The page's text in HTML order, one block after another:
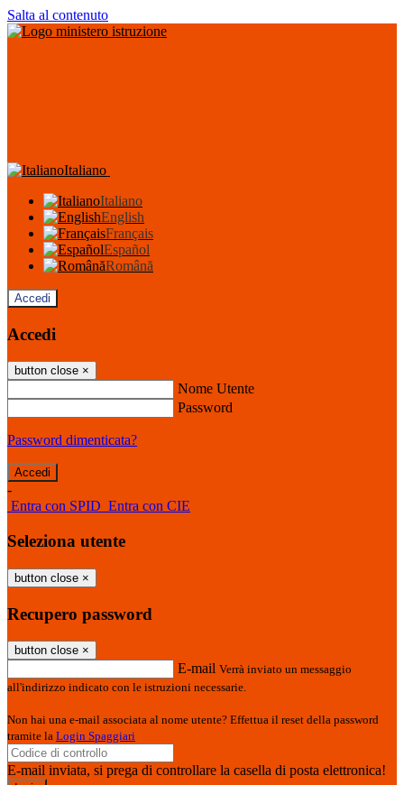
Salta al contenuto
Italiano
Italiano
English
Français
Español
Română
Accedi
Accedi
button close ×
Nome Utente
Password
Password dimenticata?
-
Entra con SPID Entra con CIE
Seleziona utente
button close ×
Recupero password
button close ×
E-mail Verrà inviato un messaggio
all'indirizzo indicato con le istruzioni necessarie.
Non hai una e-mail associata al nome utente? Effettua il reset della password
tramite la Login Spaggiari
E-mail inviata, si prega di controllare la casella di posta elettronica!